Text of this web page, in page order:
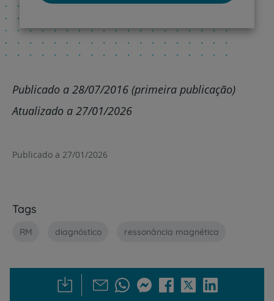
Publicado a 28/07/2016 (primeira publicação)
Atualizado a 27/01/2026
Publicado a 27/01/2026
Tags
RM diagnóstico ressonância magnética